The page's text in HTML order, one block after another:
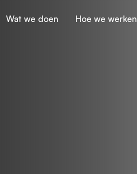
Wat we doen Hoe we werken